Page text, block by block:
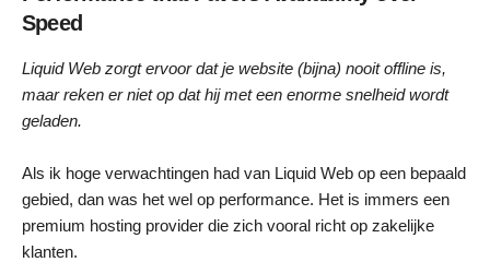
Speed
Liquid Web zorgt ervoor dat je website (bijna) nooit offline is,
maar reken er niet op dat hij met een enorme snelheid wordt
geladen.
Als ik hoge verwachtingen had van Liquid Web op een bepaald
gebied, dan was het wel op performance. Het is immers een
premium hosting provider die zich vooral richt op zakelijke
klanten.